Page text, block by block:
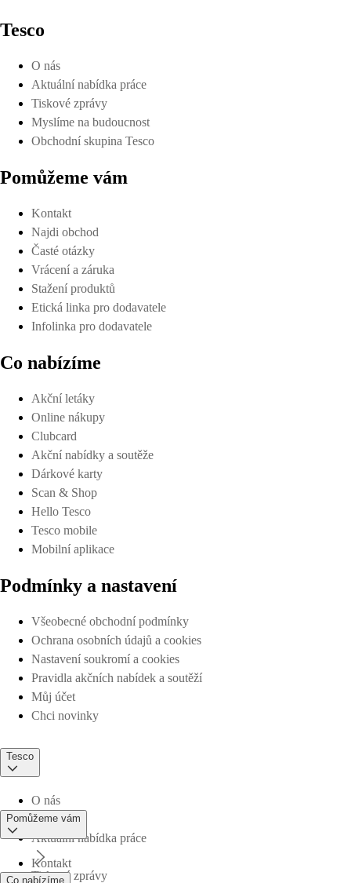
Tesco
O nás
Aktuální nabídka práce
Tiskové zprávy
Myslíme na budoucnost
Obchodní skupina Tesco
Pomůžeme vám
Kontakt
Najdi obchod
Časté otázky
Vrácení a záruka
Stažení produktů
Etická linka pro dodavatele
Infolinka pro dodavatele
Co nabízíme
Akční letáky
Online nákupy
Clubcard
Akční nabídky a soutěže
Dárkové karty
Scan & Shop
Hello Tesco
Tesco mobile
Mobilní aplikace
Podmínky a nastavení
Všeobecné obchodní podmínky
Ochrana osobních údajů a cookies
Nastavení soukromí a cookies
Pravidla akčních nabídek a soutěží
Můj účet
Chci novinky
Tesco
O nás
Aktuální nabídka práce
Tiskové zprávy
Pomůžeme vám
Kontakt
Co nabízíme